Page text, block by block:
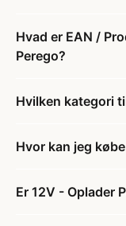
Hvad er EAN /
Perego?
Hvilken kategori
Hvor kan jeg
Er 12V - Oplader